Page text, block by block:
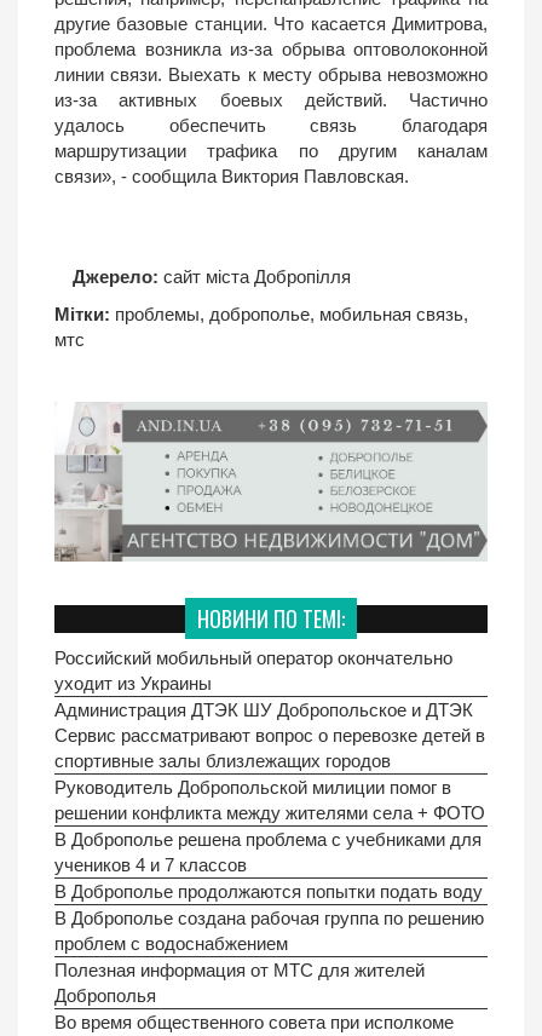
другие базовые станции. Что касается Димитрова,
проблема возникла из-за обрыва оптоволоконной
линии связи. Выехать к месту обрыва невозможно
из-за активных боевых действий. Частично
удалось обеспечить связь благодаря
маршрутизации трафика по другим каналам
связи», - сообщила Виктория Павловская.
Джерело: сайт міста Добропілля
Мітки: проблемы, доброполье, мобильная связь,
мтс
НОВИНИ ПО ТЕМІ:
Российский мобильный оператор окончательно
уходит из Украины
Администрация ДТЭК ШУ Добропольское и ДТЭК
Сервис рассматривают вопрос о перевозке детей в
спортивные залы близлежащих городов
Руководитель Добропольской милиции помог в
решении конфликта между жителями села + ФОТО
В Доброполье решена проблема с учебниками для
учеников 4 и 7 классов
В Доброполье продолжаются попытки подать воду
В Доброполье создана рабочая группа по решению
проблем с водоснабжением
Полезная информация от МТС для жителей
Доброполья
Во время общественного совета при исполкоме